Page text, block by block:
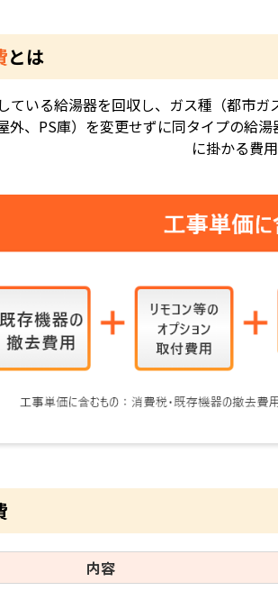
とは
ている給湯器を回収し、ガス種（都市
外、PS庫）を変更せずに同タイプの給
に掛かる費用
内容